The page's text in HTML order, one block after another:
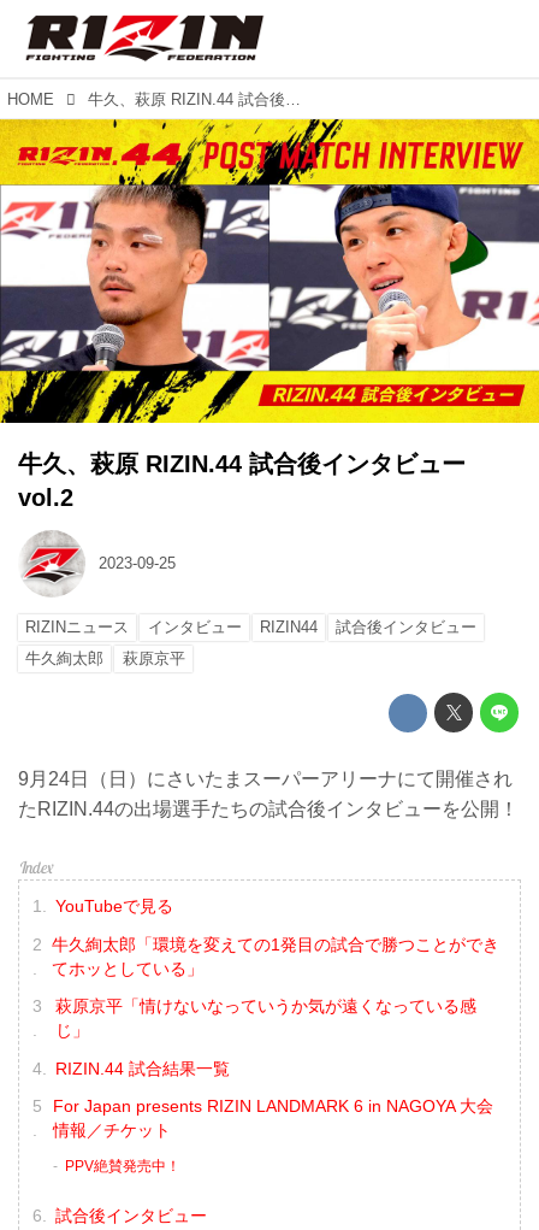
HOME 牛久、萩原 RIZIN.44 試合後インタビュー vol.2
牛久、萩原 RIZIN.44 試合後インタビュー
vol.2
2023-09-25
RIZINニュース インタビュー RIZIN44
試合後インタビュー
牛久絢太郎
萩原京平
9月24日（日）にさいたまスーパーアリーナにて開催され
たRIZIN.44の出場選手たちの試合後インタビューを公開！
YouTubeで見る
牛久絢太郎「環境を変えての1発目の試合で勝つことができ
てホッとしている」
萩原京平「情けないなっていうか気が遠くなっている感
じ」
RIZIN.44 試合結果一覧
For Japan presents RIZIN LANDMARK 6 in NAGOYA 大会
情報／チケット
PPV絶賛発売中！
試合後インタビュー